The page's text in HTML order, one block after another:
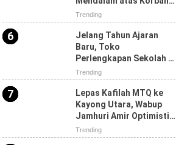
Jiwa Karhutla di Jalan
Pelang, Ajak Masyarakat
Perkuat Pencegahan
Trending
Jelang Tahun Ajaran
Baru, Toko
Perlengkapan Sekolah di
Ketapang Diserbu
Pembeli, Seragam SD
Paling Diburu
Trending
Lepas Kafilah MTQ ke
Kayong Utara, Wabup
Jamhuri Amir Optimistis
Ketapang Raih Prestasi
Terbaik
Trending